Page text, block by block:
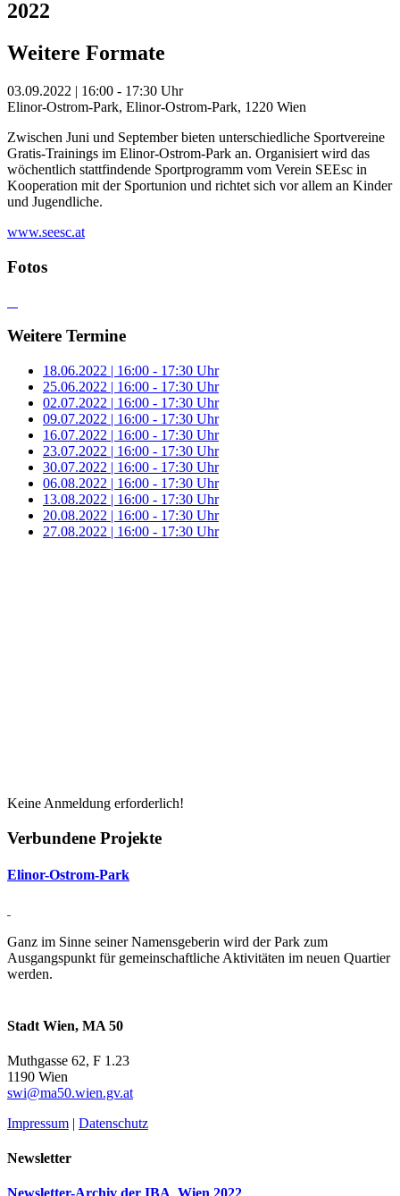
2022
Weitere Formate
03.09.2022 | 16:00 - 17:30 Uhr
Elinor-Ostrom-Park, Elinor-Ostrom-Park, 1220 Wien
Zwischen Juni und September bieten unterschiedliche Sportvereine
Gratis-Trainings im Elinor-Ostrom-Park an. Organisiert wird das
wöchentlich stattfindende Sportprogramm vom Verein SEEsc in
Kooperation mit der Sportunion und richtet sich vor allem an Kinder
und Jugendliche.
www.seesc.at
Fotos
Weitere Termine
18.06.2022 | 16:00 - 17:30 Uhr
25.06.2022 | 16:00 - 17:30 Uhr
02.07.2022 | 16:00 - 17:30 Uhr
09.07.2022 | 16:00 - 17:30 Uhr
16.07.2022 | 16:00 - 17:30 Uhr
23.07.2022 | 16:00 - 17:30 Uhr
30.07.2022 | 16:00 - 17:30 Uhr
06.08.2022 | 16:00 - 17:30 Uhr
13.08.2022 | 16:00 - 17:30 Uhr
20.08.2022 | 16:00 - 17:30 Uhr
27.08.2022 | 16:00 - 17:30 Uhr
Keine Anmeldung erforderlich!
Verbundene Projekte
Elinor-Ostrom-Park
Ganz im Sinne seiner Namensgeberin wird der Park zum
Ausgangspunkt für gemeinschaftliche Aktivitäten im neuen Quartier
werden.
Stadt Wien, MA 50
Muthgasse 62, F 1.23
1190 Wien
swi@ma50.wien.gv.at
Impressum | Datenschutz
Newsletter